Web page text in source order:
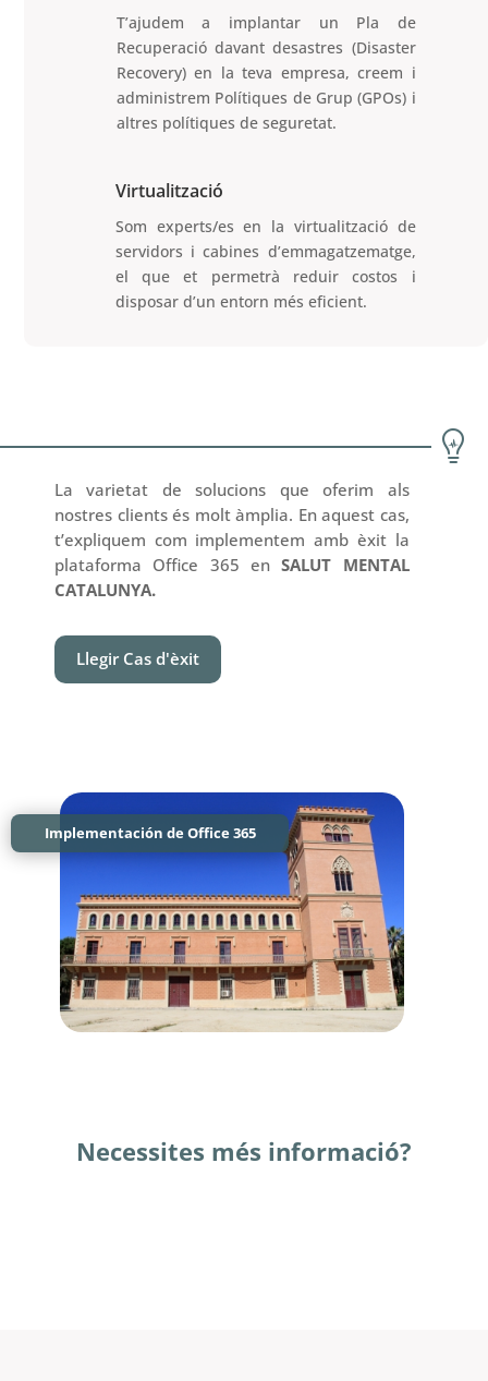
T’ajudem a implantar un Pla de
Recuperació davant desastres (Disaster
Recovery) en la teva empresa, creem i
administrem Polítiques de Grup (GPOs) i
altres polítiques de seguretat.
Virtualització
Som experts/es en la virtualització de
servidors i cabines d’emmagatzematge,
el que et permetrà reduir costos i
disposar d’un entorn més eficient.

La varietat de solucions que oferim als
nostres clients és molt àmplia. En aquest cas,
t’expliquem com implementem amb èxit la
plataforma Office 365 enSALUT MENTAL
CATALUNYA.
Llegir Cas d'èxit
Implementación de Office 365
Necessites més informació?